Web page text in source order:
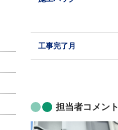
工事完了月
担当者コメント